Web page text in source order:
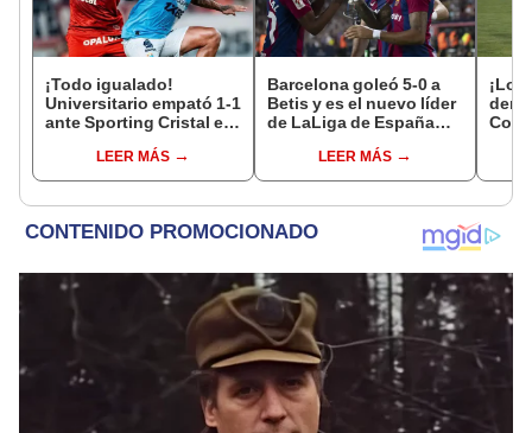
¡Todo igualado!
Universitario empató 1-1
ante Sporting Cristal en
por el Torneo Clausura
de la Liga 1 2026
LEER MÁS
Barcelona goleó 5-0 a
Betis y es el nuevo líder
de LaLiga de España
LEER MÁS
¡Lo